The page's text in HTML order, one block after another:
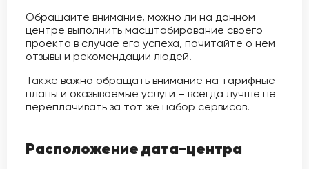
Обращайте внимание, можно ли на данном
центре выполнить масштабирование своего
проекта в случае его успеха, почитайте о нем
отзывы и рекомендации людей.
Также важно обращать внимание на тарифные
планы и оказываемые услуги – всегда лучше не
переплачивать за тот же набор сервисов.
Расположение дата-центра